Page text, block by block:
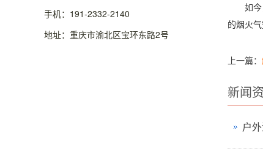
手机：191-2332-2140
地址：重庆市渝北区宝环东路2号
如今，
的烟火
上一篇：
新闻
户